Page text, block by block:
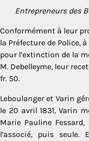
Entrepreneurs des
Conformément à leur
la Préfecture de Police,
pour l’extinction de la
M. Debelleyme, leur
fr. 50.
Leboulanger et Varin
le 20 avril 1831, Varin
Marie Pauline
l’associé, puis